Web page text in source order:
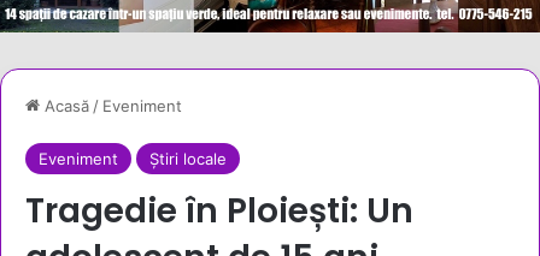
Acasă/ Eveniment
Eveniment Știri locale
Tragedie în Ploiești: Un